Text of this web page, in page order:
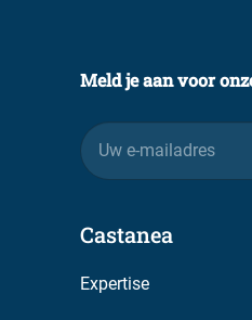
en verdere
uw onderneming of
Meld je aan voor
E-
mailadres
Castanea
Expertise